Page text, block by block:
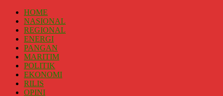
HOME
NASIONAL
REGIONAL
ENERGI
PANGAN
MARITIM
POLITIK
EKONOMI
RILIS
OPINI